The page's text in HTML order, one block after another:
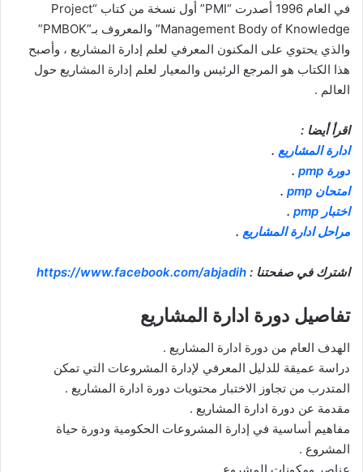
في العام 1996 أصدرت “PMI” أول نسخة من كتاب “Project
Management Body of Knowledge” والمعروف بـ”PMBOK”
والذي يحتوي على المكنون المعرفي لعلم إدارة المشاريع ، وأصبح
هذا الكتاب هو المرجع الرئيس والمعيار لعلم إدارة المشاريع حول
العالم .
اقرأ أيضا :
ادارة المشاريع .
دورة pmp
.
امتحان pmp
.
اختبار pmp
.
مراحل ادارة المشاريع .
اشترك في صفحتنا : https://www.facebook.com/abjadih
تفاصيل دورة ادارة المشاريع
الهدف العام من دورة ادارة المشاريع .
دراسة عميقة للدليل المعرفي لإدارة المشروعات التي تمكن
المتدرب من تجاوز الاختبار محتويات دورة ادارة المشاريع .
مقدمة عن دورة ادارة المشاريع .
مفاهيم أساسية في إدارة المشروعات الحكومية ودورة حياة
المشروع .